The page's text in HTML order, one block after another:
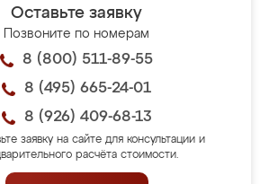
Оставьте заявку
Позвоните по номерам
8 (800) 511-89-55
8 (495) 665-24-01
8 (926) 409-68-13
заявку на сайте для консультации и
расчёта стоимости.